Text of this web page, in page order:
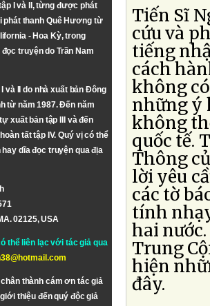
I và II, từng được phát
phát thanh Quê Hương từ
- Hoa Kỳ, trong
truyện do Trần Nam
và II do nhà xuất bản Đông
từ năm 1987. Đến năm
xuất bản tập III và đến
tất tập IV. Quý vị có thể
hay dĩa đọc truyện qua địa
02125, USA
thể liên lạc với tác giả qua
thành cám ơn tác giả
thiệu đến quý độc giả
Tiến Sĩ
cứu và
tiếng
cách
không
những ý
không
quốc tế.
Thông
lời yêu
các tờ
tính
hai
Trung
hiện
đây.